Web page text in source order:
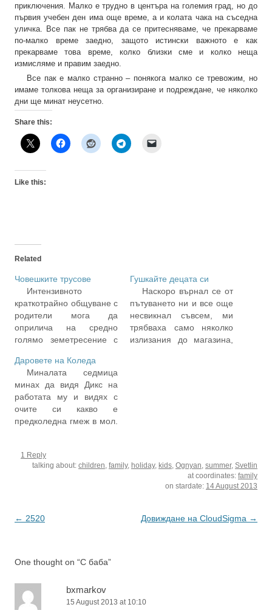
приключения. Малко е трудно в центъра на големия град, но до
първия учебен ден има още време, а и колата чака на съседна
уличка. Все пак не трябва да се притесняваме, че прекарваме
по-малко време заедно, защото истински важното е как
прекарваме това време, колко близки сме и колко неща
измисляме и правим заедно.
Все пак е малко странно – понякога малко се тревожим, но
имаме толкова неща за организиране и подреждане, че няколко
дни ще минат неусетно.
Share this:
Like this:
Related
Човешките трусове
Интензивното
краткотрайно общуване с
родители мога да
оприлича на средно
голямо земетресение с
този вид, при който
всичко около теб е
опустошено, нещо не е
на мястото си и не е вече
същото. Уютът и
интимността, които си
колони са…
Гушкайте децата си
Наскоро върнал се от
пътуването ни и все още
несвикнал съвсем, ми
трябваха само няколко
излизания до магазина,
Даровете на Коледа
Миналата седмица
минах да видя Дикс на
работата му и видях с
очите си какво е
предколедна гмеж в мол.
половината са
помъкнали торби с какво
разтоварят плячката в
1 Reply
talking about: children family, holiday, kids Ognyan summer, Svetlin
at coordinates: family
on stardate: 14 August 2013
Post
← 2520 Довиждане на CloudSigma →
One thought on “С баба”
bxmarkov
15 August 2013 at 10:10